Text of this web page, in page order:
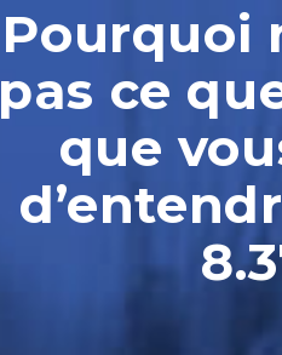
Pourquoi
pas ce
que